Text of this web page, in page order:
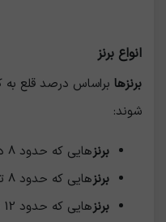
انواع برنز
برنزها
شوند:
برنزهایی که حدود 8 درصد قلع دارند.
برنزهایی که حدود 8 تا 12 درصد قلع دارند.
برنز